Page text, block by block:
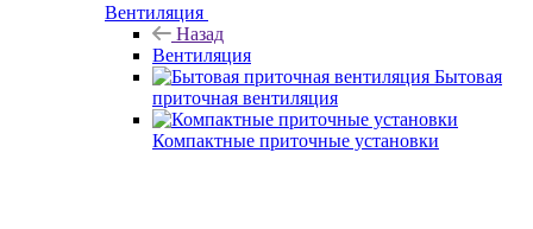
Вентиляция
Назад
Вентиляция
Бытовая
приточная вентиляция
Компактные приточные установки